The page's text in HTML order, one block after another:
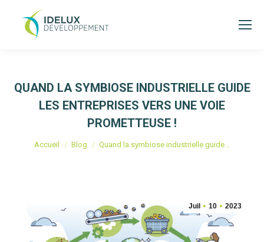
QUAND LA SYMBIOSE INDUSTRIELLE GUIDE
LES ENTREPRISES VERS UNE VOIE
PROMETTEUSE !
Vous êtes ici :
Accueil Blog Quand la symbiose industrielle guide…
Juil 10 2023